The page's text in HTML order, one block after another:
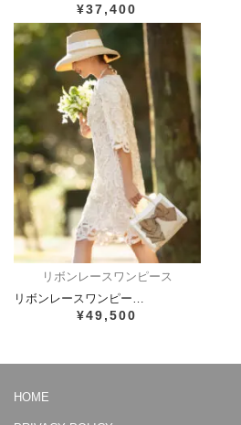
¥37,400
リボンレースワンピース
リボンレースワンピー…
¥49,500
HOME